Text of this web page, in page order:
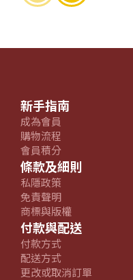
新手指南
成為會員
購物流程
會員積分
條款及細則
私隱政策
免責聲明
商標與版權
付款與配送
付款方式
配送方式
更改或取消訂單